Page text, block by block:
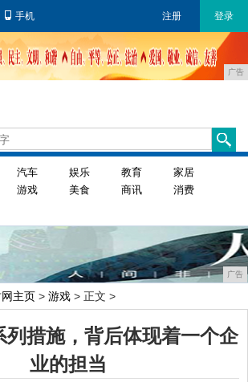
手机 注册 登录
广告
汽车 娱乐 教育
家居
游戏 美食 商讯
消费
广告
主页 > 游戏 > 正文 >
列措施，背后体现着一个企
业的担当